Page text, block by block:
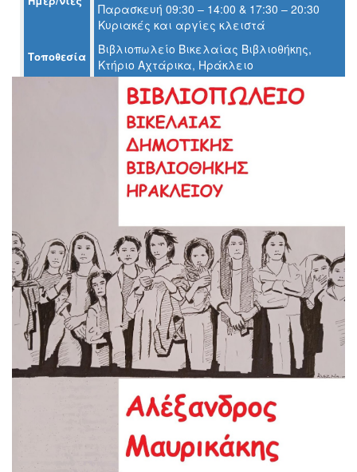
Παρασκευή 09:30 – 14:00 & 17:30 – 20:30
Κυριακές και αργίες κλειστά
Τοποθεσία
Βιβλιοπωλείο Βικελαίας Βιβλιοθήκης,
Κτήριο Αχτάρικα, Ηράκλειο